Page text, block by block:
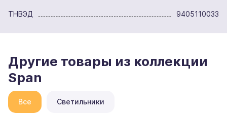
ТНВЭД 9405110033
Другие товары из коллекции
Span
Все Светильники